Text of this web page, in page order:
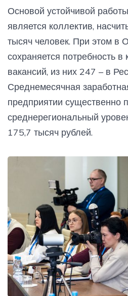
Основой устойчивой
является коллектив,
тысяч человек. При этом в
сохраняется потребность
вакансий, из них 247 – в
Среднемесячная
предприятии существенно
среднерегиональный
175,7 тысяч рублей.